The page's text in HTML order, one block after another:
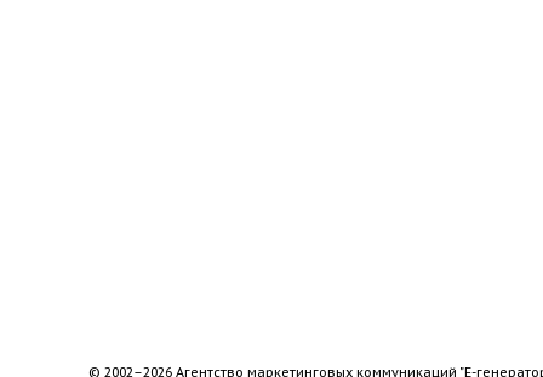
© 2002–2026 Агентство маркетинговых коммуникаций "Е-